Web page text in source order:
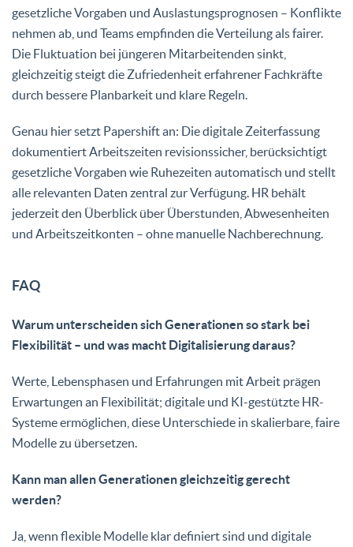
gesetzliche Vorgaben und Auslastungsprognosen – Konflikte
nehmen ab, und Teams empfinden die Verteilung als fairer.
Die Fluktuation bei jüngeren Mitarbeitenden sinkt,
gleichzeitig steigt die Zufriedenheit erfahrener Fachkräfte
durch bessere Planbarkeit und klare Regeln.
Genau hier setzt Papershift an: Die digitale Zeiterfassung
dokumentiert Arbeitszeiten revisionssicher, berücksichtigt
gesetzliche Vorgaben wie Ruhezeiten automatisch und stellt
alle relevanten Daten zentral zur Verfügung. HR behält
jederzeit den Überblick über Überstunden, Abwesenheiten
und Arbeitszeitkonten – ohne manuelle Nachberechnung.
FAQ
Warum unterscheiden sich Generationen so stark bei
Flexibilität – und was macht Digitalisierung daraus?
Werte, Lebensphasen und Erfahrungen mit Arbeit prägen
Erwartungen an Flexibilität; digitale und KI-gestützte HR-
Systeme ermöglichen, diese Unterschiede in skalierbare, faire
Modelle zu übersetzen.
Kann man allen Generationen gleichzeitig gerecht
werden?
Ja, wenn flexible Modelle klar definiert sind und digitale